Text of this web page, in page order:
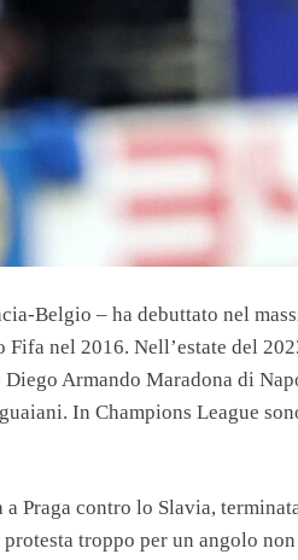
Belgio – ha debuttato nel
nel 2016. Nell’estate del
Armando Maradona di
In Champions League
Praga contro lo Slavia,
troppo per un angolo